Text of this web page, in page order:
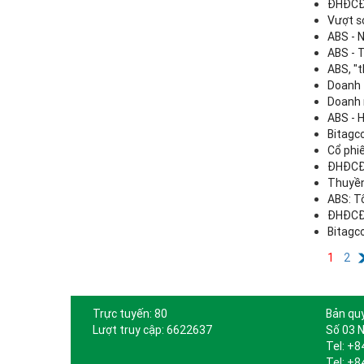
Vượt
ABS -
ABS -
ABS,
ABS -
Cổ
ABS:
1
2
Trực tuyến: 80
Lượt truy cập: 6622637
Bản
Số 03
Tel: